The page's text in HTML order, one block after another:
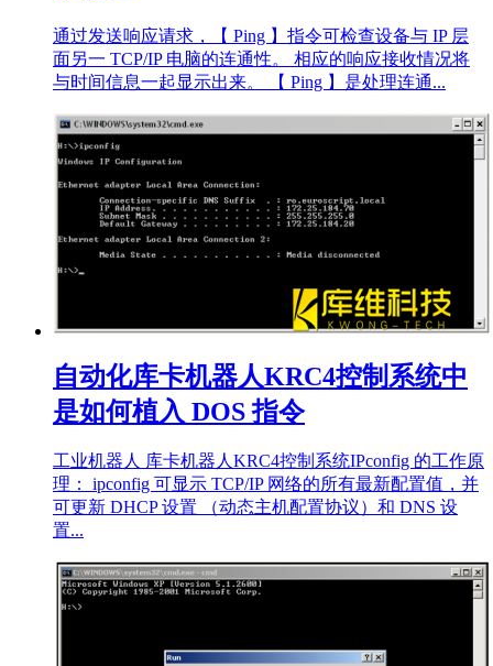
通过发送响应请求，【 Ping 】指令可检查设备与 IP 层
面另一 TCP/IP 电脑的连通性。 相应的响应接收情况将
与时间信息一起显示出来。 【 Ping 】是处理连通...
自动化库卡机器人KRC4控制系统中
是如何植入 DOS 指令
工业机器人 库卡机器人KRC4控制系统IPconfig 的工作原
理： ipconfig 可显示 TCP/IP 网络的所有最新配置值，并
可更新 DHCP 设置 （动态主机配置协议）和 DNS 设
置...